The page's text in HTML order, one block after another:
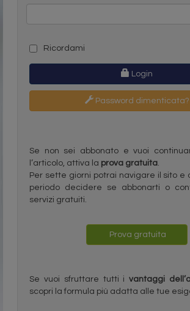
Ricordami
Login
Password dimenticata?
Se non sei abbonato e vuoi
l’articolo, attiva la prova gratuita.
Per sette giorni potrai navigare il sito e
periodo decidere se abbonarti o
servizi gratuiti.
Prova gratuita
Se vuoi sfruttare tutti ivantaggi
scopri la formula più adatta alle tue